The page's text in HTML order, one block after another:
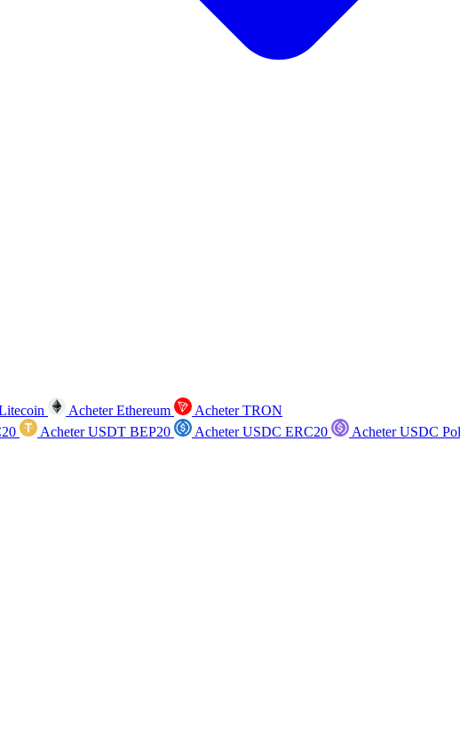
Acheter Ethereum
Acheter TRON
Acheter USDT BEP20 Acheter USDC ERC20
Acheter USDC